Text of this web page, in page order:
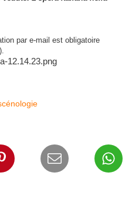
par e-mail est obligatoire
).